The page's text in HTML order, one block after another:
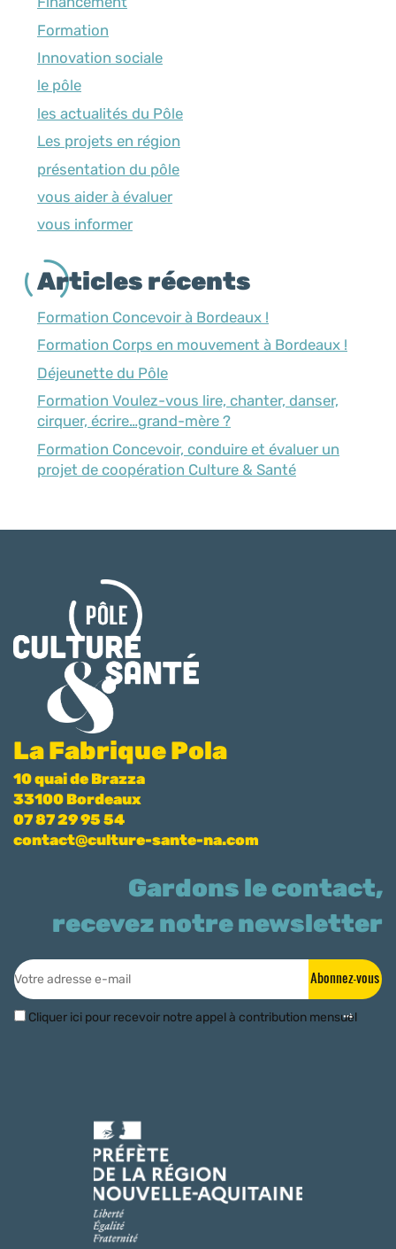
Formation
Innovation sociale
le pôle
les actualités du Pôle
Les projets en région
présentation du pôle
vous aider à évaluer
vous informer
Articles récents
Formation Concevoir à Bordeaux !
Formation Corps en mouvement à Bordeaux !
Déjeunette du Pôle
Formation Voulez-vous lire, chanter, danser,
cirquer, écrire…grand-mère ?
Formation Concevoir, conduire et évaluer un
projet de coopération Culture & Santé
La Fabrique Pola
10 quai de Brazza
33100 Bordeaux
07 87 29 95 54
contact@culture-sante-na.com
Gardons le contact,
recevez notre newsletter
Abonnez-vous
Cliquer ici pour recevoir notre appel à contribution mensuel